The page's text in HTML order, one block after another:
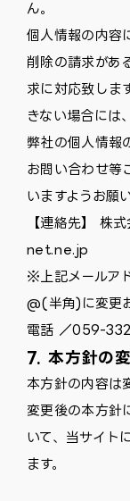
ん。
個人情報の内容
削除の請求があ
求に対応致しま
きない場合には
弊社の個人情報
お問い合わせ等
いますようお願
【連絡先】 株
net.ne.jp
※上記メールア
@(半角)に変更
電話 ／059-
7. 本方針の
本方針の内容は
変更後の本方針
いて、当サイト
ます。